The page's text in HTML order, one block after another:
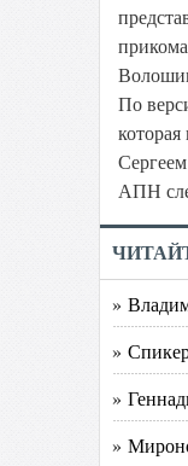
По
АПН
»
»
»
»